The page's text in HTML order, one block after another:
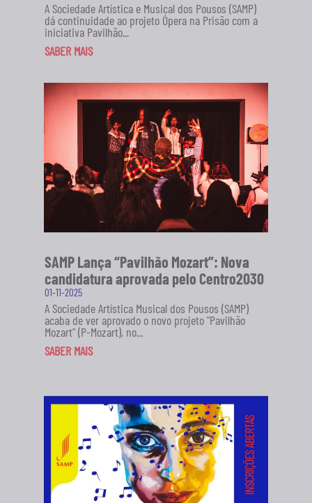
A Sociedade Artística e Musical dos Pousos (SAMP)
dá continuidade ao projeto Ópera na Prisão com a
iniciativa Pavilhão...
SABER MAIS
SAMP Lança “Pavilhão Mozart”: Nova
candidatura aprovada pelo Centro2030
01-11-2025
A Sociedade Artística Musical dos Pousos (SAMP)
acaba de ver aprovado o novo projeto "Pavilhão
Mozart" (P-Mozart), no...
SABER MAIS